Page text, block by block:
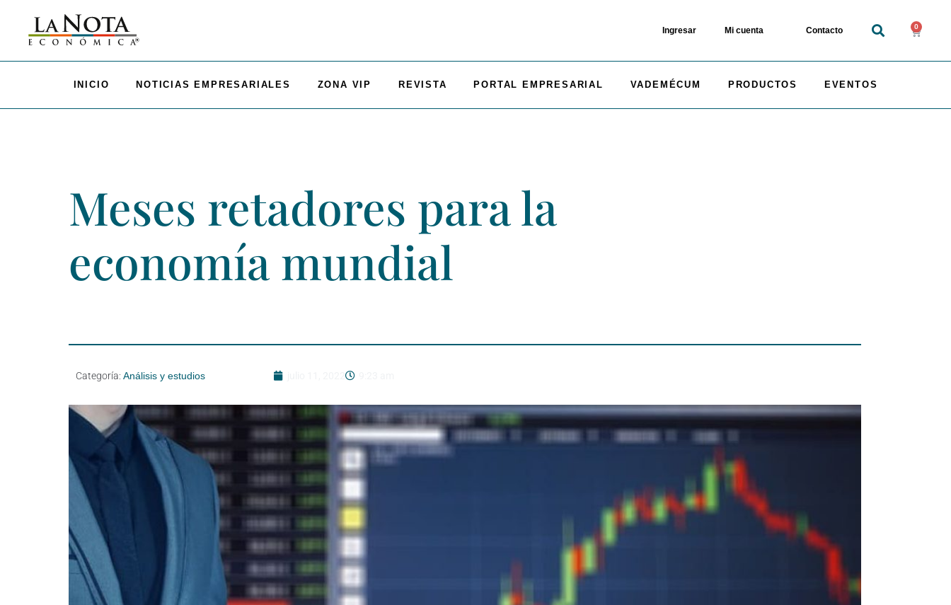
Ingresar Mi cuenta Contacto 0
INICIO NOTICIAS EMPRESARIALES ZONA VIP REVISTA PORTAL EMPRESARIAL VADEMÉCUM PRODUCTOS EVENTOS
Meses retadores para la
economía mundial
Categoría: Análisis y estudios